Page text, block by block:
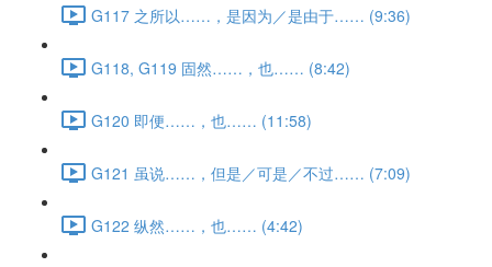
G117 之所以……，是因为／是由于…… (9:36)
G118, G119 固然……，也…… (8:42)
G120 即便……，也…… (11:58)
G121 虽说……，但是／可是／不过…… (7:09)
G122 纵然……，也…… (4:42)